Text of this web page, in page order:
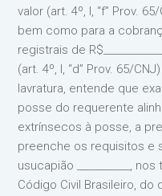
valor (art. 4º, I, “f” Prov.
bem como para a
registrais de
(art. 4º, I, “d” Prov. 65/
lavratura, entende que
posse do requerente
extrínsecos à posse, a
preenche os requisitos e
usucapião ___________,
Código Civil Brasileiro,